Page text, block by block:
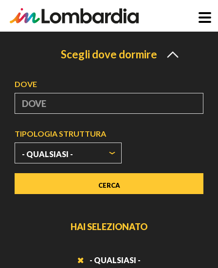
Scegli dove dormire
DOVE
TIPOLOGIA STRUTTURA
HAI SELEZIONATO
- QUALSIASI -